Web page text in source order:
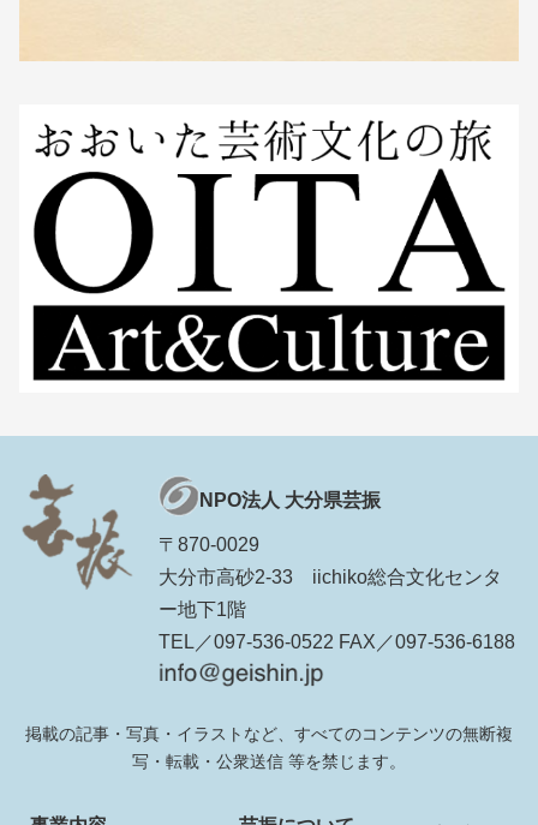
NPO法人 大分県芸振
〒870-0029
大分市高砂2-33 iichiko総合文化センタ
ー地下1階
TEL／097-536-0522 FAX／097-536-6188
掲載の記事・写真・イラストなど、すべてのコンテンツの無断複
写・転載・公衆送信 等を禁じます。